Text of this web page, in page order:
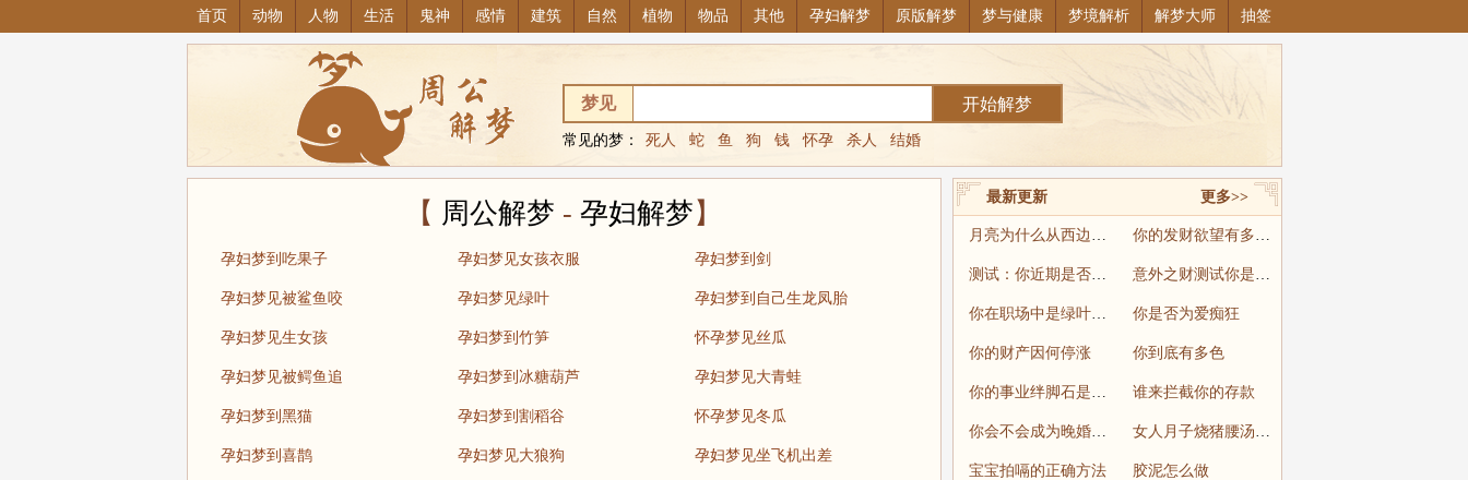
首页 动物 人物 生活 鬼神 感情 建筑 自然 植物 物品 其他 孕妇解梦 原版解梦 梦与健康 梦境解析 解梦大师 抽签
梦见
常见的梦： 死人 蛇 鱼 狗 钱 怀孕 杀人 结婚
【 周公解梦 - 孕妇解梦 】
孕妇梦到吃果子 孕妇梦见女孩衣服 孕妇梦到剑
孕妇梦见被鲨鱼咬 孕妇梦见绿叶 孕妇梦到自己生龙凤胎
孕妇梦见生女孩 孕妇梦到竹笋 怀孕梦见丝瓜
孕妇梦见被鳄鱼追 孕妇梦到冰糖葫芦 孕妇梦见大青蛙
孕妇梦到黑猫 孕妇梦到割稻谷 怀孕梦见冬瓜
孕妇梦到喜鹊 孕妇梦见大狼狗 孕妇梦见坐飞机出差
更多>>
最新更新
月亮为什么从西边升起 你的发财欲望有多高呢
测试：你近期是否就要面临失业 意外之财测试你是个什么样的人
你在职场中是绿叶还是红花 你是否为爱痴狂
你的财产因何停涨 你到底有多色
你的事业绊脚石是什么 谁来拦截你的存款
你会不会成为晚婚一族 女人月子烧猪腰汤怎么做
宝宝拍嗝的正确方法 胶泥怎么做